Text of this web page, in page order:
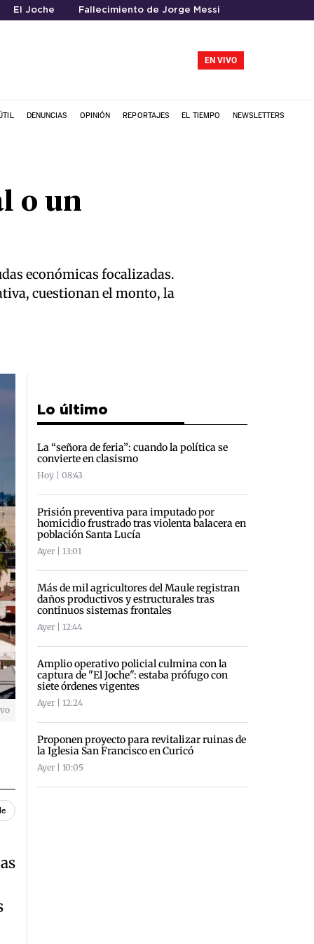
El Joche Fallecimiento de Jorge Messi
EN VIVO
DENUNCIAS OPINIÓN REPORTAJES EL TIEMPO NEWSLETTERS
o un
económicas focalizadas.
cuestionan el monto, la
Lo último
La “señora de feria”: cuando la política se
convierte en clasismo
Hoy | 08:43
Prisión preventiva para imputado por
homicidio frustrado tras violenta balacera en
población Santa Lucía
Ayer | 13:01
Más de mil agricultores del Maule registran
daños productivos y estructurales tras
continuos sistemas frontales
Ayer | 12:44
Amplio operativo policial culmina con la
captura de "El Joche": estaba prófugo con
siete órdenes vigentes
Ayer | 12:24
Proponen proyecto para revitalizar ruinas de
la Iglesia San Francisco en Curicó
Ayer | 10:05